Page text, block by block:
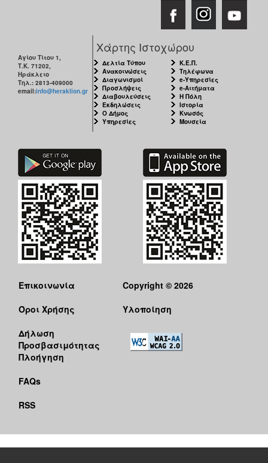
Αγίου Τίτου 1,
Τ.Κ. 71202,
Ηράκλειο
Τηλ.: 2813-409000
email:info@heraklion.gr
Χάρτης Ιστοχώρου
Δελτία Τύπου
Ανακοινώσεις
Διαγωνισμοί
Προσλήψεις
Διαβουλεύσεις
Εκδηλώσεις
Ο Δήμος
Υπηρεσίες
Κ.Ε.Π.
Τηλέφωνα
e-Υπηρεσίες
e-Αιτήματα
Η Πόλη
Ιστορία
Κνωσός
Μουσεία
Επικοινωνία
Όροι Χρήσης
Δήλωση
Προσβασιμότητας
Πλοήγηση
FAQs
RSS
Copyright © 2026
Υλοποίηση